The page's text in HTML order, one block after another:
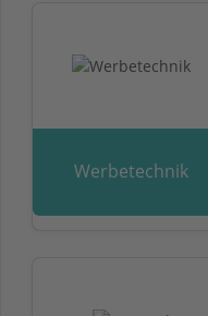
Werbetechnik